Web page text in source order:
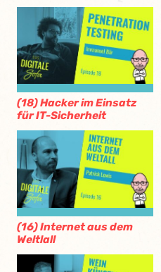
(18) Hacker im Einsatz
für IT-Sicherheit
(16) Internet aus dem
Weltlall